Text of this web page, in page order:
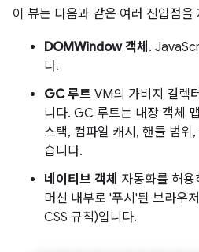
이 뷰는 다음과 같은 여러 진입점을
DOMWindow 객체 .
다.
GC 루트 VM의 가비지 컬렉
니다. GC 루트는 내장 객체
스택, 컴파일 캐시, 핸들 범위
습니다.
네이티브 객체 자동화를 허
머신 내부로 '푸시'된 브라우
CSS 규칙)입니다.